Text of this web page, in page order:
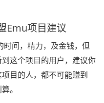
Emu项目建议
间，精力，及金钱，但
这个项目的用户，建议你
目的人，都不可能赚到
。